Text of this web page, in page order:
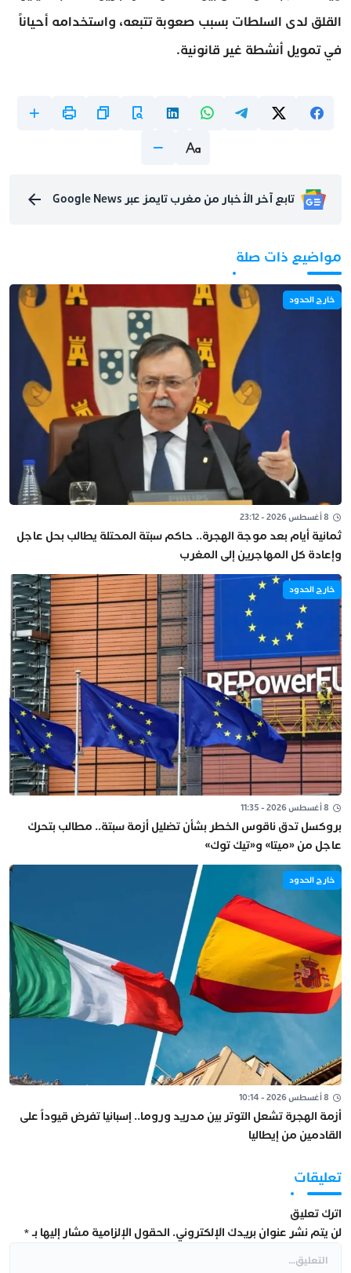
القلق لدى السلطات بسبب صعوبة تتبعه، واستخدامه أحياناً
في تمويل أنشطة غير قانونية.
تابع آخر الأخبار من مغرب تايمز عبر Google News
مواضيع ذات صلة
خارج الحدود
8 أغسطس 2026 - 23:12
ثمانية أيام بعد موجة الهجرة.. حاكم سبتة المحتلة يطالب بحل عاجل
وإعادة كل المهاجرين إلى المغرب
خارج الحدود
8 أغسطس 2026 - 11:35
بروكسل تدق ناقوس الخطر بشأن تضليل أزمة سبتة.. مطالب بتحرك
عاجل من «ميتا» و«تيك توك»
خارج الحدود
8 أغسطس 2026 - 10:14
أزمة الهجرة تشعل التوتر بين مدريد وروما.. إسبانيا تفرض قيوداً على
القادمين من إيطاليا
تعليقات
اترك تعليق
لن يتم نشر عنوان بريدك الإلكتروني. الحقول الإلزامية مشار إليها بـ*